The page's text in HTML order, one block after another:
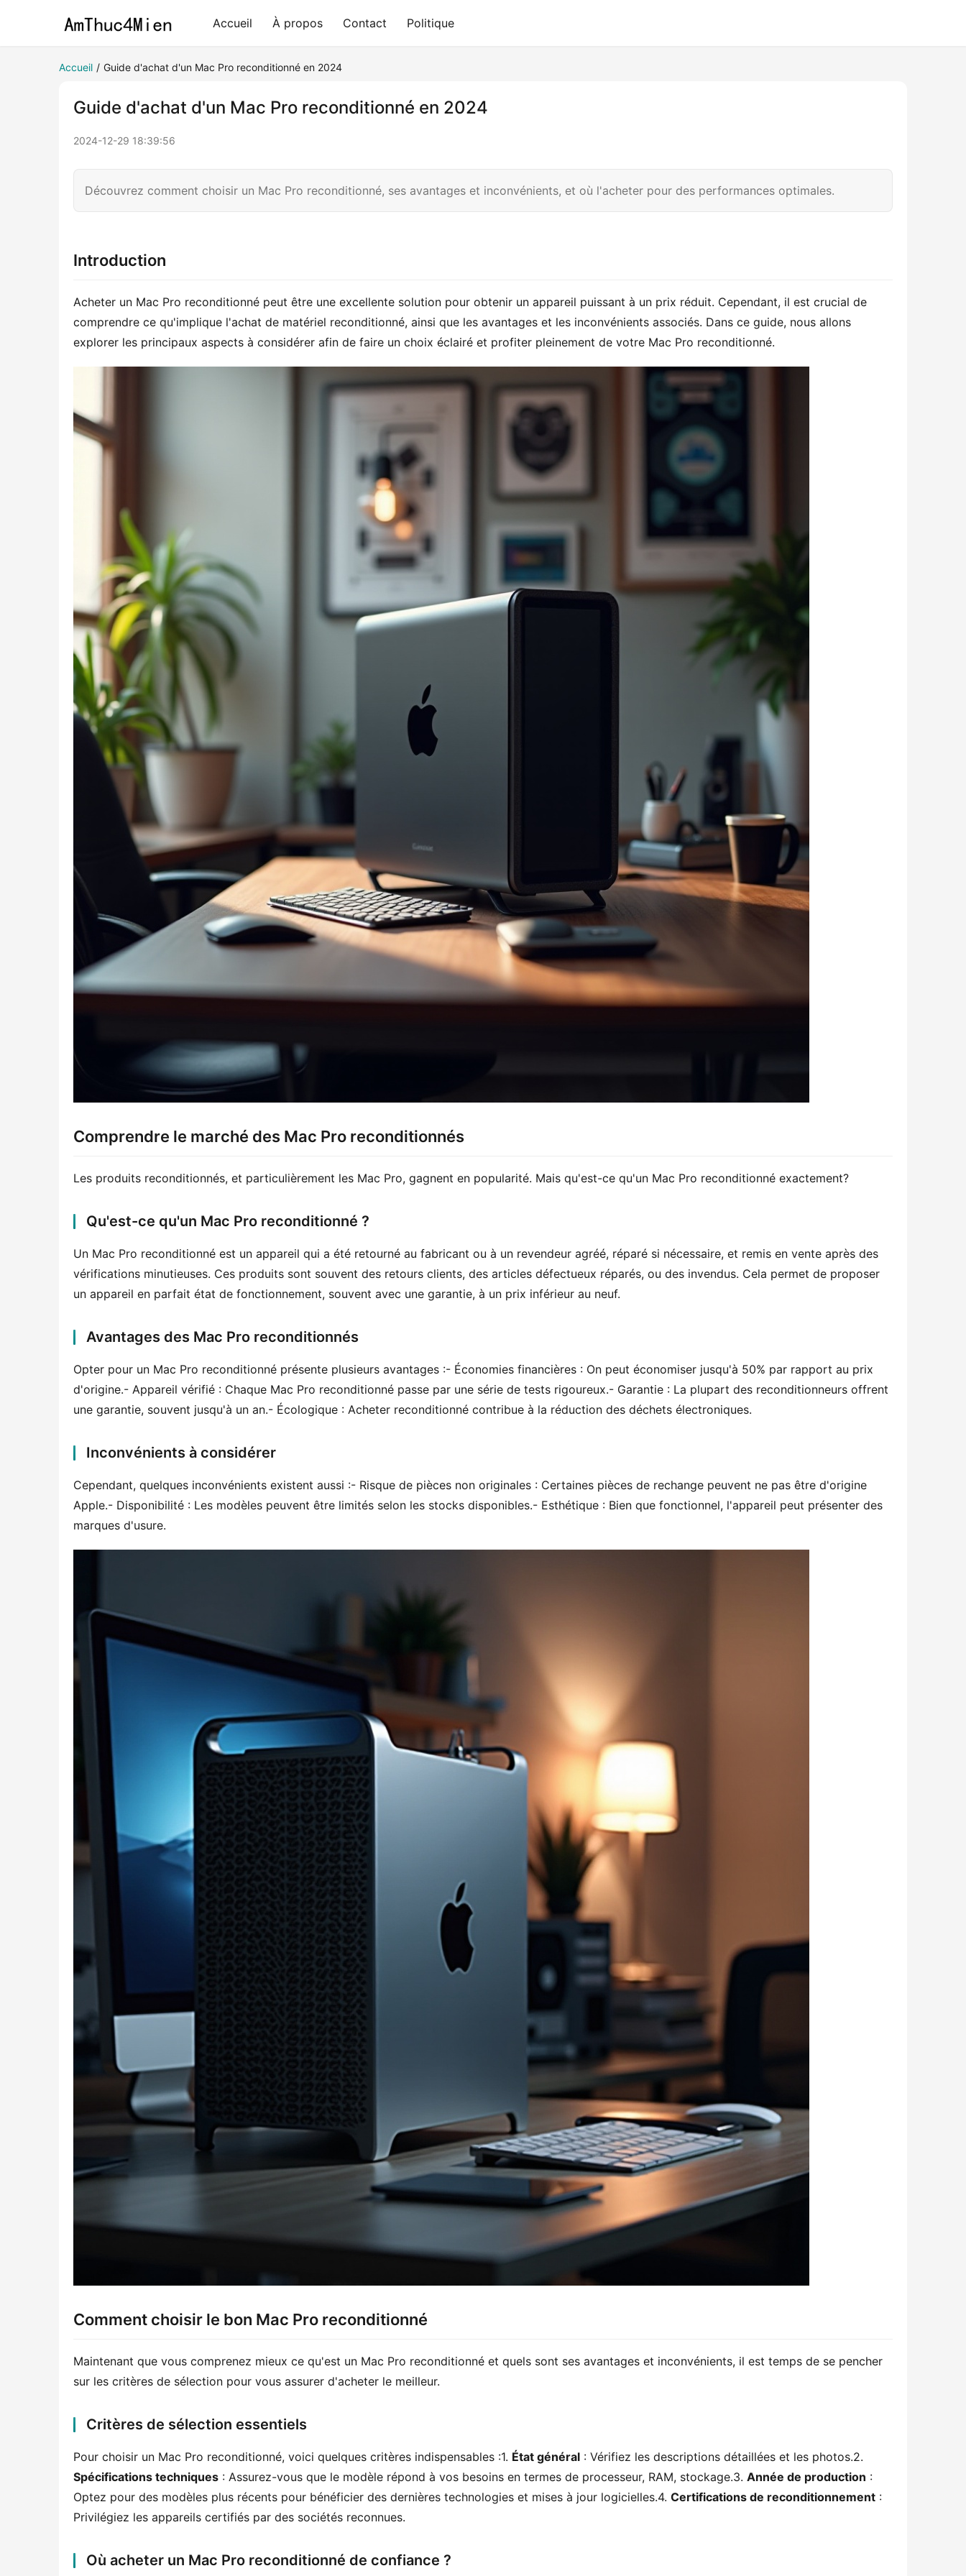
Accueil À propos Contact Politique
Accueil / Guide d'achat d'un Mac Pro reconditionné en 2024
Guide d'achat d'un Mac Pro reconditionné en 2024
2024-12-29 18:39:56
Découvrez comment choisir un Mac Pro reconditionné, ses avantages et inconvénients, et où l'acheter pour des performances optimales.
Introduction
Acheter un Mac Pro reconditionné peut être une excellente solution pour obtenir un appareil puissant à un prix réduit. Cependant, il est crucial de
comprendre ce qu'implique l'achat de matériel reconditionné, ainsi que les avantages et les inconvénients associés. Dans ce guide, nous allons
explorer les principaux aspects à considérer afin de faire un choix éclairé et profiter pleinement de votre Mac Pro reconditionné.
Comprendre le marché des Mac Pro reconditionnés
Les produits reconditionnés, et particulièrement les Mac Pro, gagnent en popularité. Mais qu'est-ce qu'un Mac Pro reconditionné exactement?
Qu'est-ce qu'un Mac Pro reconditionné ?
Un Mac Pro reconditionné est un appareil qui a été retourné au fabricant ou à un revendeur agréé, réparé si nécessaire, et remis en vente après des
vérifications minutieuses. Ces produits sont souvent des retours clients, des articles défectueux réparés, ou des invendus. Cela permet de proposer
un appareil en parfait état de fonctionnement, souvent avec une garantie, à un prix inférieur au neuf.
Avantages des Mac Pro reconditionnés
Opter pour un Mac Pro reconditionné présente plusieurs avantages :- Économies financières : On peut économiser jusqu'à 50% par rapport au prix
d'origine.- Appareil vérifié : Chaque Mac Pro reconditionné passe par une série de tests rigoureux.- Garantie : La plupart des reconditionneurs offrent
une garantie, souvent jusqu'à un an.- Écologique : Acheter reconditionné contribue à la réduction des déchets électroniques.
Inconvénients à considérer
Cependant, quelques inconvénients existent aussi :- Risque de pièces non originales : Certaines pièces de rechange peuvent ne pas être d'origine
Apple.- Disponibilité : Les modèles peuvent être limités selon les stocks disponibles.- Esthétique : Bien que fonctionnel, l'appareil peut présenter des
marques d'usure.
Comment choisir le bon Mac Pro reconditionné
Maintenant que vous comprenez mieux ce qu'est un Mac Pro reconditionné et quels sont ses avantages et inconvénients, il est temps de se pencher
sur les critères de sélection pour vous assurer d'acheter le meilleur.
Critères de sélection essentiels
Pour choisir un Mac Pro reconditionné, voici quelques critères indispensables :1. État général
Spécifications techniques : Assurez-vous que le modèle répond à vos besoins en termes de processeur, RAM, stockage.3. Année de production :
Optez pour des modèles plus récents pour bénéficier des dernières technologies et mises à jour logicielles.4. Certifications de reconditionnement :
Privilégiez les appareils certifiés par des sociétés reconnues.
Où acheter un Mac Pro reconditionné de confiance ?